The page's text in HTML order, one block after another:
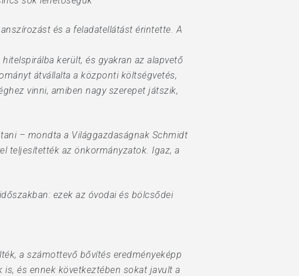
és a feladatellátást érintette. A
került, és gyakran az alapvető
átvállalta a központi költségvetés,
vinni, amiben nagy szerepet játszik,
– mondta a Világgazdaságnak Schmidt
teljesítették az önkormányzatok. Igaz, a
ezek az óvodai és bölcsődei
a számottevő bővítés eredményeképp
és ennek következtében sokat javult a